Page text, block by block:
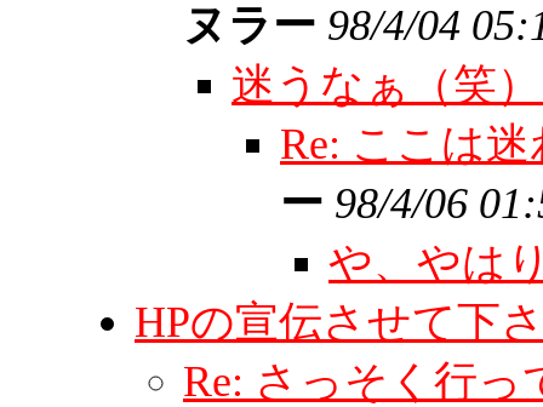
ヌラー 98/4/04
迷うなぁ（笑
Re: ここは
ー 98/4/06
や、やは
HPの宣伝させて下
Re: さっそく行